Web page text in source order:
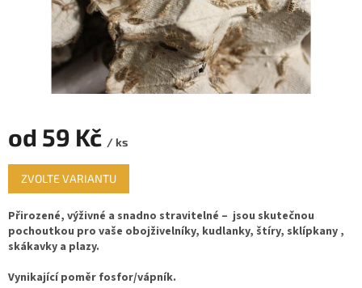
od 59 Kč / ks
Měrná
cena:
ZVOLTE VARIANTU
Přirozené, výživné a snadno stravitelné – jsou skutečnou
pochoutkou pro vaše obojživelníky, kudlanky, štíry, sklípkany ,
skákavky a plazy.
Vynikající poměr fosfor/vápník.